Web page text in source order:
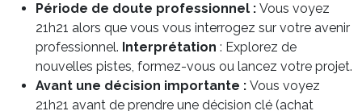
Période de doute professionnel : Vous voyez
21h21 alors que vous vous interrogez sur votre avenir
professionnel. Interprétation : Explorez de
nouvelles pistes, formez-vous ou lancez votre projet.
Avant une décision importante : Vous voyez
21h21 avant de prendre une décision clé (achat